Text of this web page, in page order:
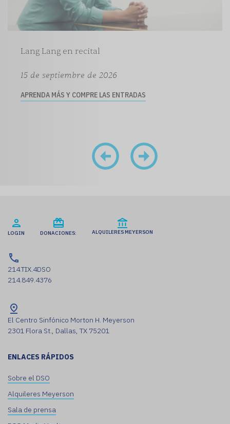
Lang Lang en recital
15 de septiembre de 2026
APRENDA MÁS Y COMPRE LAS ENTRADAS
LOGIN DONACIONES: ALQUILERES MEYERSON
214.TIX.4DSO
214.849.4376
El Centro Sinfónico Morton H. Meyerson
2301 Flora St., Dallas, TX 75201
ENLACES RÁPIDOS
Sobre el DSO
Alquileres Meyerson
Sala de prensa